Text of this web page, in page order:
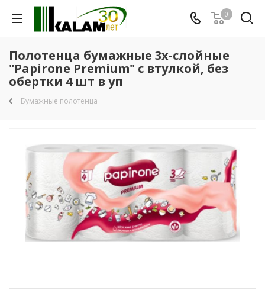
0
Полотенца бумажные 3х-слойные
"Papirone Premium" с втулкой, без
обертки 4 шт в уп
Бумажные полотенца